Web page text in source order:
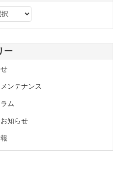
ー
ンテナンス
ム
知らせ